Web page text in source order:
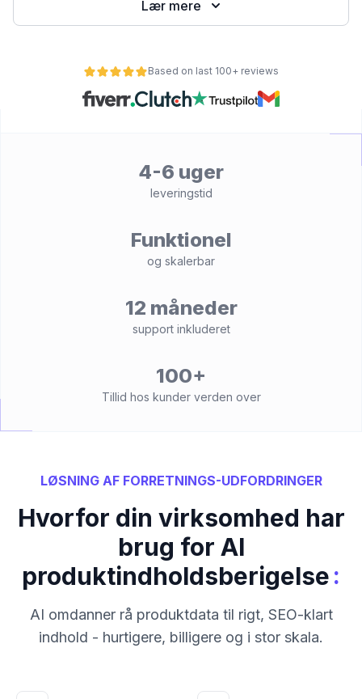
Lær mere
Based on last 100+ reviews
4-6 uger
leveringstid
Funktionel
og skalerbar
12 måneder
support inkluderet
100+
Tillid hos kunder verden over
LØSNING AF FORRETNINGS-UDFORDRINGER
Hvorfor din virksomhed har
brug for AI
produktindholdsberigelse:
AI omdanner rå produktdata til rigt, SEO-klart
indhold - hurtigere, billigere og i stor skala.